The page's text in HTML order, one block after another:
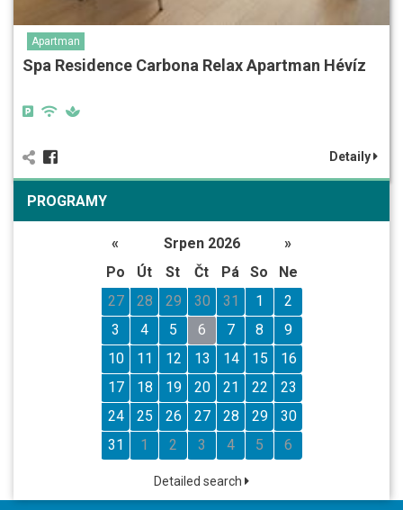
Apartman
Spa Residence Carbona Relax Apartman Hévíz
Detaily
PROGRAMY
« Srpen 2026
»
Po
Út St Čt Pá So
Ne
27
28 29 30 31 1
2
3
4 5 6 7 8
9
10
11 12 13 14 15
16
17
18 19 20 21 22
23
24
25 26 27 28 29
30
31
1 2 3 4 5 6
Detailed search